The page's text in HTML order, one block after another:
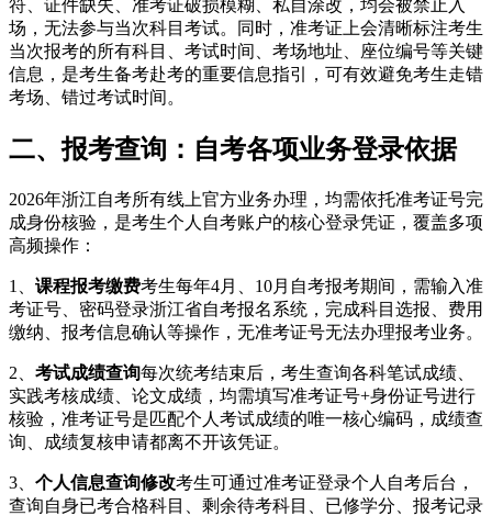
符、证件缺失、准考证破损模糊、私自涂改，均会被禁止入
场，无法参与当次科目考试。同时，准考证上会清晰标注考生
当次报考的所有科目、考试时间、考场地址、座位编号等关键
信息，是考生备考赴考的重要信息指引，可有效避免考生走错
考场、错过考试时间。
二、报考查询：自考各项业务登录依据
2026年浙江自考所有线上官方业务办理，均需依托准考证号完
成身份核验，是考生个人自考账户的核心登录凭证，覆盖多项
高频操作：
1、 课程报考缴费考生每年4月、10月自考报考期间，需输入准
考证号、密码登录浙江省自考报名系统，完成科目选报、费用
缴纳、报考信息确认等操作，无准考证号无法办理报考业务。
2、 考试成绩查询每次统考结束后，考生查询各科笔试成绩、
实践考核成绩、论文成绩，均需填写准考证号+身份证号进行
核验，准考证号是匹配个人考试成绩的唯一核心编码，成绩查
询、成绩复核申请都离不开该凭证。
3、 个人信息查询修改考生可通过准考证登录个人自考后台，
查询自身已考合格科目、剩余待考科目、已修学分、报考记录